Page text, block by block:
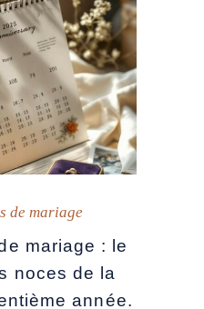
de mariage
mariage : le
noces de la
année.